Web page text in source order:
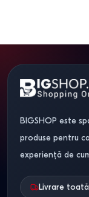
BIGSHOP este
produse pentru
experiență de
Livrare